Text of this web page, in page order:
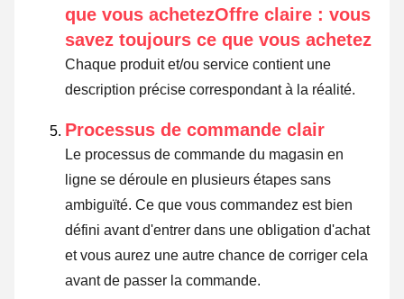
que vous achetezOffre claire : vous
savez toujours ce que vous achetez
Chaque produit et/ou service contient une
description précise correspondant à la réalité.
Processus de commande clair
Le processus de commande du magasin en
ligne se déroule en plusieurs étapes sans
ambiguïté. Ce que vous commandez est bien
défini avant d'entrer dans une obligation d'achat
et vous aurez une autre chance de corriger cela
avant de passer la commande.